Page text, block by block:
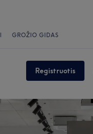
GROŽIO GIDAS
Registruotis